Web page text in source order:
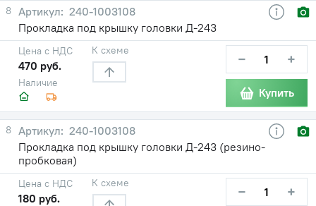
8
240-1003108
Прокладка под крышку головки Д-243
Наличие
Цена с НДС
470 руб.
К схеме − +
Купить
8
240-1003108
Прокладка под крышку головки Д-243 (резино-
пробковая)
Цена с НДС
180 руб.
К схеме − +